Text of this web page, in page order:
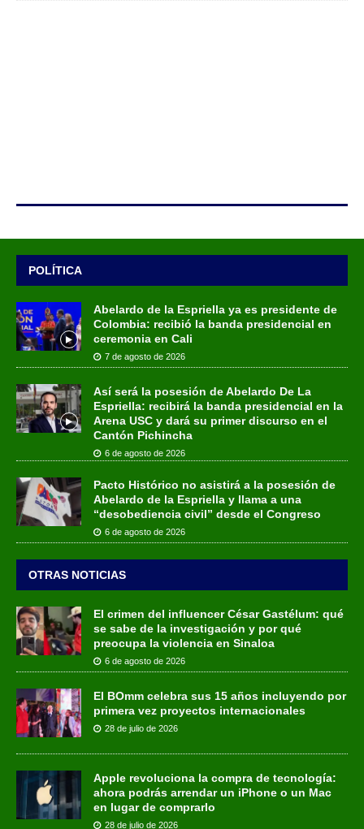
POLÍTICA
Abelardo de la Espriella ya es presidente de
Colombia: recibió la banda presidencial en
ceremonia en Cali
7 de agosto de 2026
Así será la posesión de Abelardo De La
Espriella: recibirá la banda presidencial en la
Arena USC y dará su primer discurso en el
Cantón Pichincha
6 de agosto de 2026
Pacto Histórico no asistirá a la posesión de
Abelardo de la Espriella y llama a una
“desobediencia civil” desde el Congreso
6 de agosto de 2026
OTRAS NOTICIAS
El crimen del influencer César Gastélum: qué
se sabe de la investigación y por qué
preocupa la violencia en Sinaloa
6 de agosto de 2026
El BOmm celebra sus 15 años incluyendo por
primera vez proyectos internacionales
28 de julio de 2026
Apple revoluciona la compra de tecnología:
ahora podrás arrendar un iPhone o un Mac
en lugar de comprarlo
28 de julio de 2026